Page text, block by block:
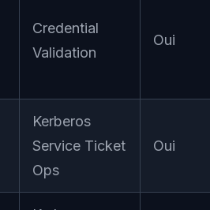
Credential
Validation
Oui
Kerberos
Service Ticket
Ops
Oui